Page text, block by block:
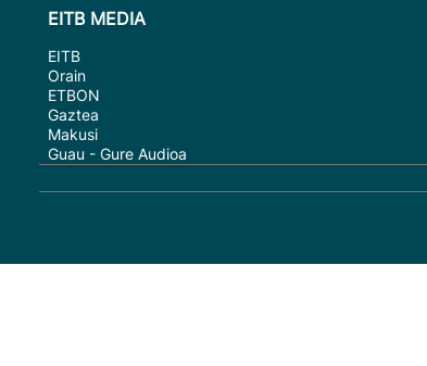
EITB MEDIA
EITB
Orain
ETBON
Gaztea
Makusi
Guau - Gure Audioa